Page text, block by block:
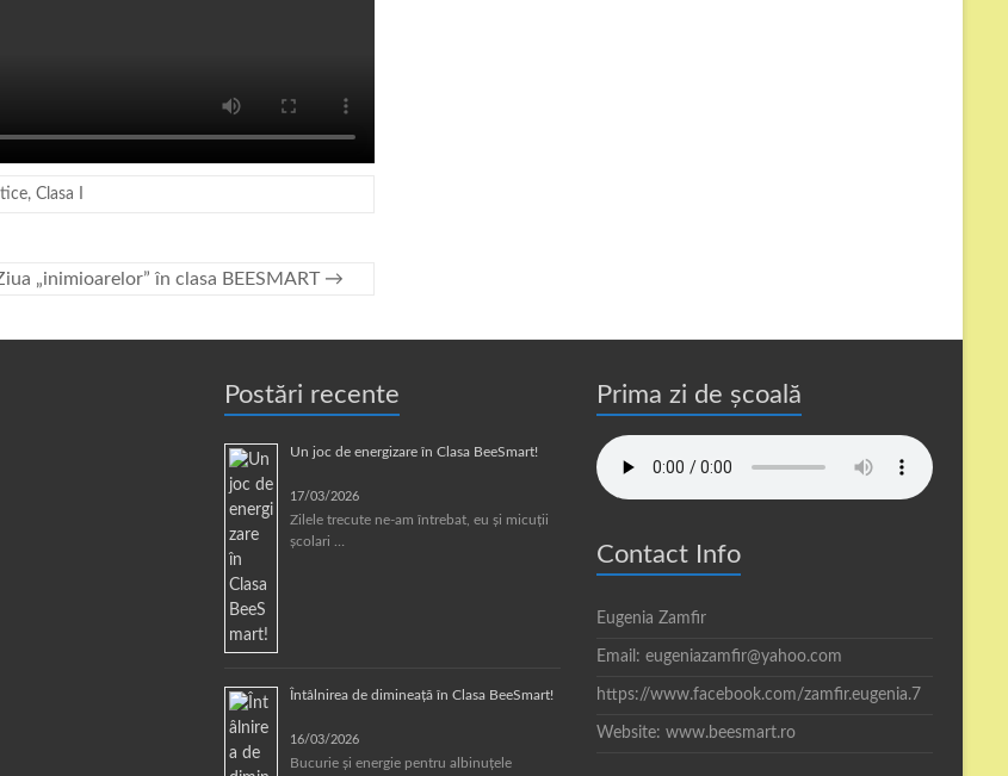
, Clasa I
„inimioarelor” în clasa BEESMART →
Postări recente
Un joc de energizare în Clasa BeeSmart!
17/03/2026
Zilele trecute ne-am întrebat, eu și micuții
școlari …
Întâlnirea de dimineață în Clasa BeeSmart!
16/03/2026
Bucurie și energie pentru albinuțele
Prima zi de școală
Contact Info
Eugenia Zamfir
Email: eugeniazamfir@yahoo.com
https://www.facebook.com/zamfir.eugenia.7
Website: www.beesmart.ro